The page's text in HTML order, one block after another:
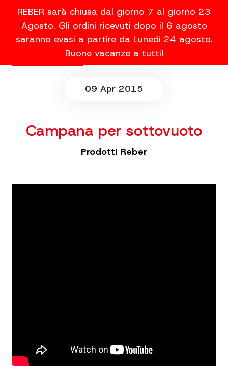
REBER sarà chiusa dal giorno 7 al giorno 23
Agosto. Gli ordini ricevuti dopo il 6 agosto
saranno evasi a partire da Lunedi 24 agosto.
Buone vacanze a tutti!
09 Apr 2015
Campana per sottovuoto
Prodotti Reber